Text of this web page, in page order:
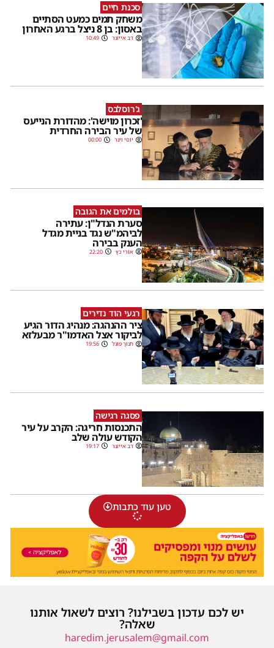
סכנת חיים
משחק תמים כמעט הסתיים
באסון: בן 8 ניצל ברגע האחרון
דב אייזנר 10:49
ג'רוסלבס
'זכרון מוישה': מהדורת הנייעס
של עיר הבירה החרדית
יוסי וינר 00:00
בולמים את הגובה
סערת הנדל"ן: עתירה
לביהמ"ש נגד בניית מגדל
הענק בבירה
אורי כץ 22:20
רגעי הוד נדירים
ציר ההנהגה: מנהיג הדור הגיע
לביקור אצל האדמו"ר מבעלזא
חנוך פוגל 19:56
פסגה רגישה
התכנסות חריגה: הקרב על עיר
הקודש עולה שלב
דב אייזנר 19:17
טען עוד כתבות
יש לכם עדכון בשבילנו? רוצים לשאול אותנו
שאלה?
haredim.jerusalem@gmail.com